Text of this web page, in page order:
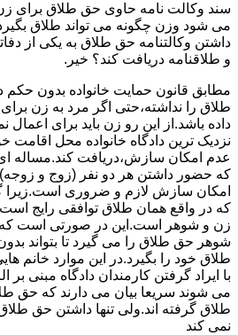
سند وکالت نامه حاوی حق طلاق برای
می شود وزن چگونه می تواند طلاق
داشتن وکالتنامه حق طلاق به یکی از
و طلاقنامه دریافت کند؟ خیر.
مطابق قانون حمایت خانواده بدون حکم
طلاق را نداشته،حتی اگر مرد به زن برای
داده باشد.از این رو زن باید برای
نزدیک ترین دادگاه خانواده محل اقامت
عدم امکان سازش،دریافت کند.مساله
که حضور داشتن هر دو نفر (زوج و
امکان سازش لازم و ضروری
که در واقع همان طلاق توافقی رایج
زن و شوهر است.این در صورتی است که
شوهر حق طلاق را می گیرد تا بتواند
طلاق خود را بگیرد.در این موارد خانم
با ایراد گرفتن کارمندان دادگاه مبنی
می شوند سریعا بیان می دارند که حق
طلاق گرفته اند.ولی تنها داشتن حق
نمی کند